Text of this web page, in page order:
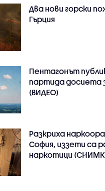
Два нови горски
Гърция
Пентагонът
партида досиета
(ВИДЕО)
Разкриха
София, иззети са
наркотици